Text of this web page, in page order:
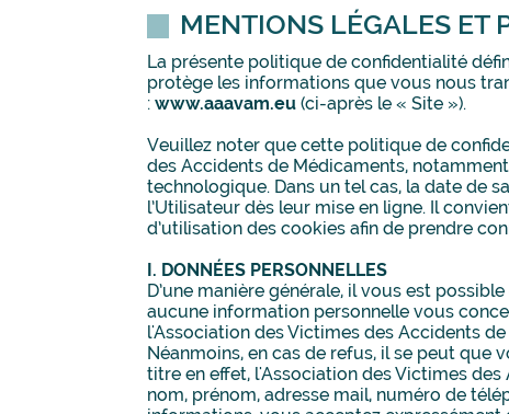
MENTIONS LÉGALES ET
La présente politique de confidentialité
protège les informations que vous nous
:www.aaavam.eu (ci-après le « Site »).
Veuillez noter que cette politique de
des Accidents de Médicaments,
technologique. Dans un tel cas, la date de
l’Utilisateur dès leur mise en ligne. Il
d’utilisation des cookies afin de prendre
I. DONNÉES PERSONNELLES
D’une manière générale, il vous est
aucune information personnelle vous
l'Association des Victimes des Accidents
Néanmoins, en cas de refus, il se peut que
titre en effet, l'Association des Victimes
nom, prénom, adresse mail, numéro de